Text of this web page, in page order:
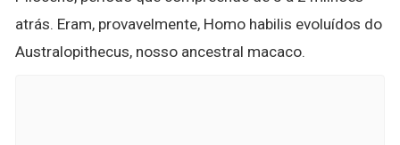
atrás. Eram, provavelmente, Homo habilis evoluídos do
Australopithecus, nosso ancestral macaco.